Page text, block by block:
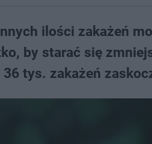
ilości zakażeń
by starać się
tys. zakażeń